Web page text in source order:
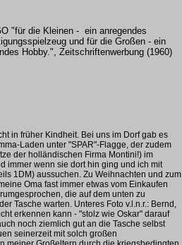
"für die Kleinen - ein anregendes
und für die Großen - ein
Hobby.", Zeitschriftenwerbung (1960)
in früher Kindheit. Bei uns im Dorf gab es
Laden unter "SPAR"-Flagge, der zudem
der holländischen Firma Montini!) im
immer wenn sie dort hin ging und ich mit
1DM) aussuchen. Zu Weihnachten und zum
Oma fast immer etwas vom Einkaufen
die auf dem unten zu
Tasche warten. Unteres Foto v.l.n.r.: Bernd,
erkennen kann - "stolz wie Oskar" darauf
noch ziemlich gut an die Tasche selbst
seinerzeit mit solch großen